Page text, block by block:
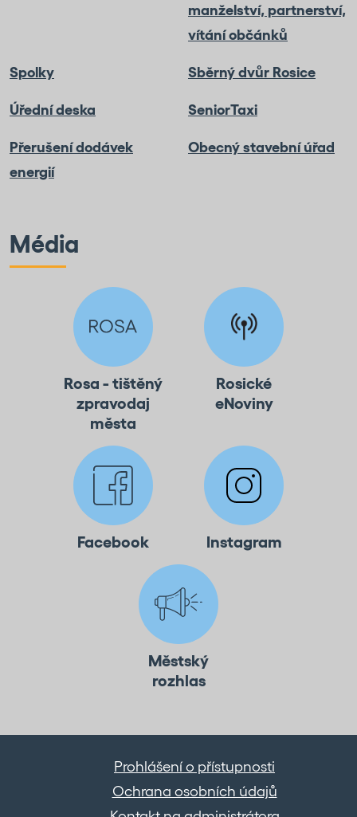
manželství, partnerství,
vítání občánků
Spolky Sběrný dvůr Rosice
Úřední deska SeniorTaxi
Přerušení dodávek
energií
Obecný stavební úřad
Média
Rosa - tištěný
zpravodaj
města
Rosické
eNoviny
Facebook Instagram
Městský
rozhlas
Prohlášení o přístupnosti
Ochrana osobních údajů